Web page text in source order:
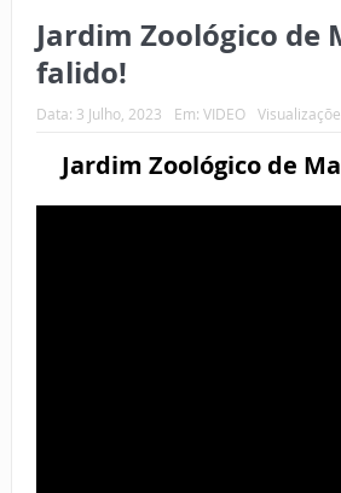
Jardim Zoológico de
falido!
Data: 3 Julho, 2023 Em: VIDEO
Jardim Zoológico de